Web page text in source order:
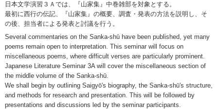
日本文学演習３Ａでは、『山家集』中巻雑部を対象とする。
最初に西行の伝記、『山家集』の概要、調査・発表の方法を説明し、そ
の後、担当者による発表と討議を行う。
Several commentaries on the Sanka-shū have been published, yet many
poems remain open to interpretation. This seminar will focus on
miscellaneous poems, where difficult verses are particularly prominent.
Japanese Literature Seminar 3A will cover the miscellaneous section of
the middle volume of the Sanka-shū.
We shall begin by outlining Saigyō's biography, the Sanka-shū's structure,
and methods for research and presentation. This will be followed by
presentations and discussions led by the seminar participants.